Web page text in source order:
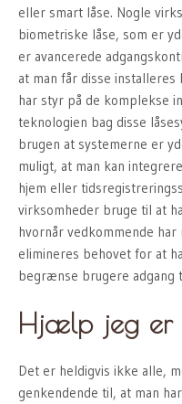
eller smart låse. Nogle
biometriske låse, som er
er avancerede
at man får disse installeres
har styr på de komplekse
teknologien bag disse
brugen at systemerne er
muligt, at man kan
hjem eller
virksomheder bruge til at
hvornår vedkommende
elimineres behovet for at
begrænse brugere adgang
Hjælp jeg er
Det er heldigvis ikke alle,
genkendende til, at man